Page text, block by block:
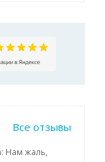
Все отзывы
Нам жаль,